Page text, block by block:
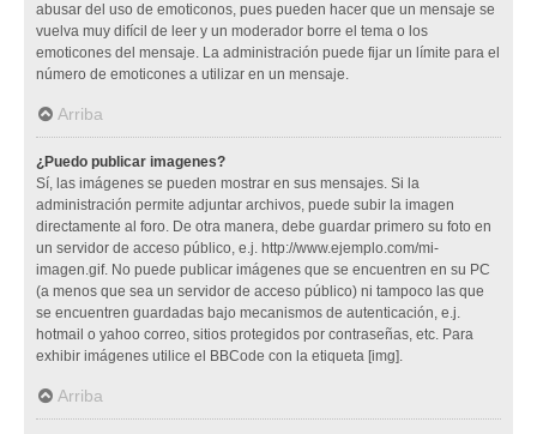
abusar del uso de emoticonos, pues pueden hacer que un mensaje se
vuelva muy difícil de leer y un moderador borre el tema o los
emoticones del mensaje. La administración puede fijar un límite para el
número de emoticones a utilizar en un mensaje.
Arriba
¿Puedo publicar imagenes?
Sí, las imágenes se pueden mostrar en sus mensajes. Si la
administración permite adjuntar archivos, puede subir la imagen
directamente al foro. De otra manera, debe guardar primero su foto en
un servidor de acceso público, e.j. http://www.ejemplo.com/mi-
imagen.gif. No puede publicar imágenes que se encuentren en su PC
(a menos que sea un servidor de acceso público) ni tampoco las que
se encuentren guardadas bajo mecanismos de autenticación, e.j.
hotmail o yahoo correo, sitios protegidos por contraseñas, etc. Para
exhibir imágenes utilice el BBCode con la etiqueta [img].
Arriba